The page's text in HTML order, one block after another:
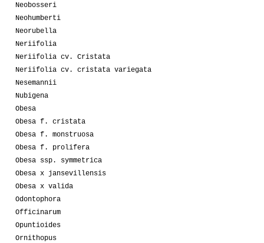
Neobosseri
Neohumberti
Neorubella
Neriifolia
Neriifolia cv. Cristata
Neriifolia cv. cristata variegata
Nesemannii
Nubigena
Obesa
Obesa f. cristata
Obesa f. monstruosa
Obesa f. prolifera
Obesa ssp. symmetrica
Obesa x jansevillensis
Obesa x valida
Odontophora
Officinarum
Opuntioides
Ornithopus